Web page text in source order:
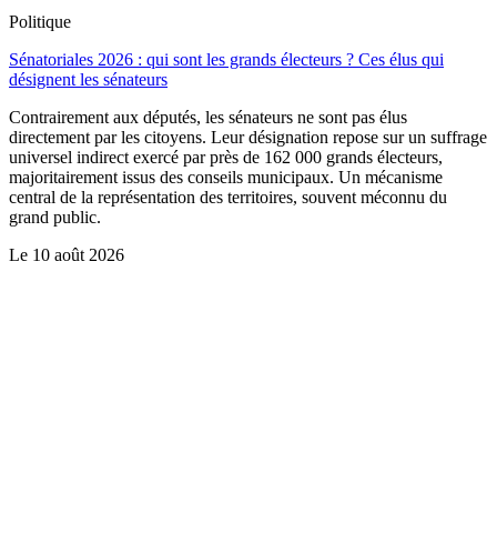
Politique
Sénatoriales 2026 : qui sont les grands électeurs ? Ces élus qui
désignent les sénateurs
Contrairement aux députés, les sénateurs ne sont pas élus
directement par les citoyens. Leur désignation repose sur un suffrage
universel indirect exercé par près de 162 000 grands électeurs,
majoritairement issus des conseils municipaux. Un mécanisme
central de la représentation des territoires, souvent méconnu du
grand public.
Le 10 août 2026